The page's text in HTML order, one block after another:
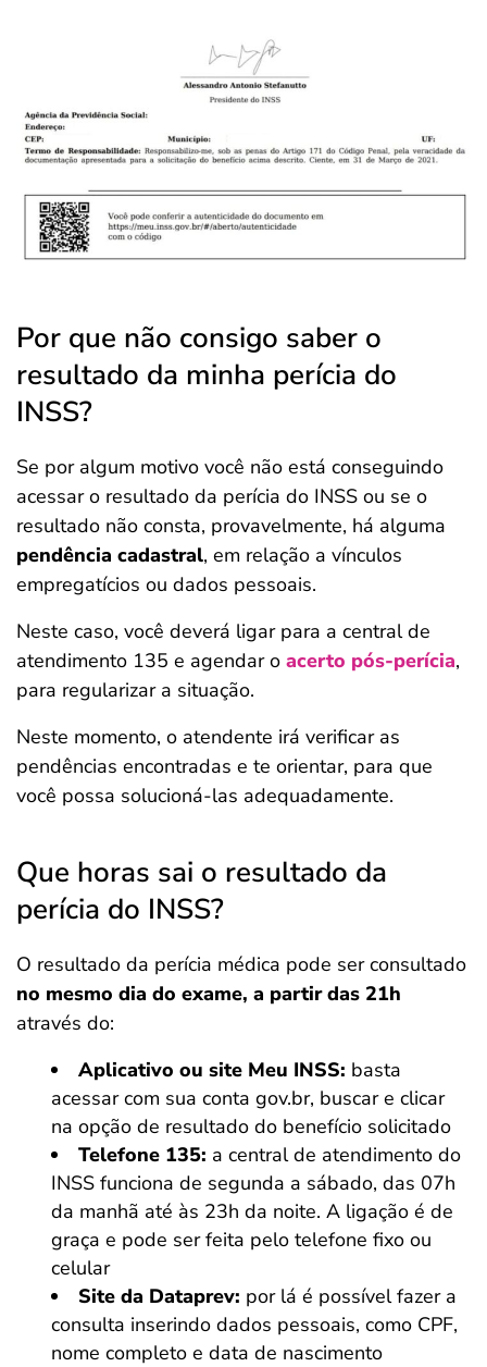
Por que não consigo saber o
resultado da minha perícia do
INSS?
Se por algum motivo você não está conseguindo
acessar o resultado da perícia do INSS ou se o
resultado não consta, provavelmente, há alguma
pendência cadastral, em relação a vínculos
empregatícios ou dados pessoais.
Neste caso, você deverá ligar para a central de
atendimento 135 e agendar o acerto pós-perícia,
para regularizar a situação.
Neste momento, o atendente irá verificar as
pendências encontradas e te orientar, para que
você possa solucioná-las adequadamente.
Que horas sai o resultado da
perícia do INSS?
O resultado da perícia médica pode ser consultado
no mesmo dia do exame, a partir das 21h
através do:
Aplicativo ou site Meu INSS: basta
acessar com sua conta gov.br, buscar e clicar
na opção de resultado do benefício solicitado
Telefone 135: a central de atendimento do
INSS funciona de segunda a sábado, das 07h
da manhã até às 23h da noite. A ligação é de
graça e pode ser feita pelo telefone fixo ou
celular
Site da Dataprev: por lá é possível fazer a
consulta inserindo dados pessoais, como CPF,
nome completo e data de nascimento